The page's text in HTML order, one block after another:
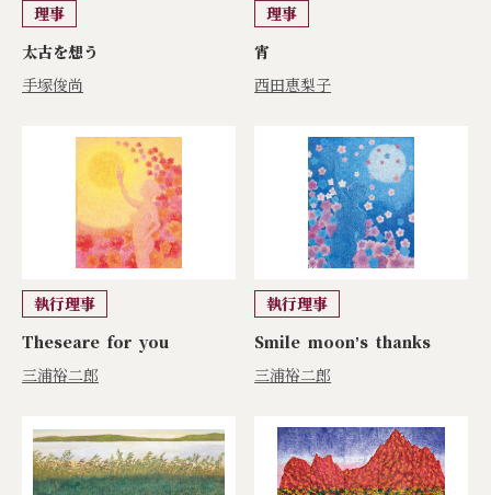
理事
太古を想う
手塚俊尚
理事
宵
西田恵梨子
執行理事
Theseare for you
三浦裕二郎
執行理事
Smile moonʼs thanks
三浦裕二郎